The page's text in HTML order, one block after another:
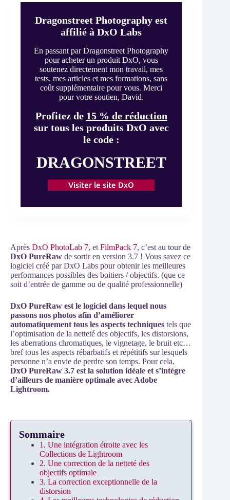
Dragonstreet Photography est
affilié à DxO Labs
En passant par Dragonstreet Photography
pour acheter un produit DxO, vous
soutenez directement mon travail, mes
tests, mes articles et mes formations, sans
coût supplémentaire pour vous. Merci
pour votre soutien, David.
Profitez de 15 % de réduction
sur tous les produits DxO avec
le code :
DRAGONSTREET
Visiter le site DxO
Après DxO PhotoLab 7, et FilmPack 7, c’est au tour de
DxO PureRaw de sortir en version 3.7 ! Vous savez ce
logiciel créé par DxO Labs pour obtenir les meilleures
performances possibles des boitiers / objectifs. (que ce
soit d’entrée de gamme ou de qualité professionnelle)
DxO PureRaw est le logiciel dans lequel nous
passons nos photos afin d’améliorer
automatiquement tous les aspects techniques tels que
l’optimisation de la netteté des objectifs, les distorsions,
les aberrations chromatiques, le vignetage, le bruit etc…
bref tous les aspects rébarbatifs et répétitifs sur lesquels
personne n’a envie de perdre son temps. Pour cela,
DxO PureRaw 3.7 est la solution idéale et s’intègre
d’ailleurs de manière optimale avec Adobe
Lightroom.
Sommaire
1. Une intégration étroite avec les
Collections de Lightroom
2. Une correction de la netteté des
objectifs optimale
3. La correction exceptionnelle de la
distorsion